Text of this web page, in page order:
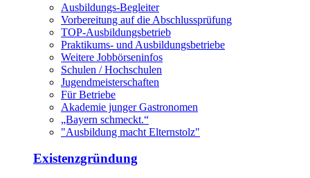
Ausbildungs-Begleiter
Vorbereitung auf die Abschlussprüfung
TOP-Ausbildungsbetrieb
Praktikums- und Ausbildungsbetriebe
Weitere Jobbörseninfos
Schulen / Hochschulen
Jugendmeisterschaften
Für Betriebe
Akademie junger Gastronomen
„Bayern schmeckt.“
"Ausbildung macht Elternstolz"
Existenzgründung